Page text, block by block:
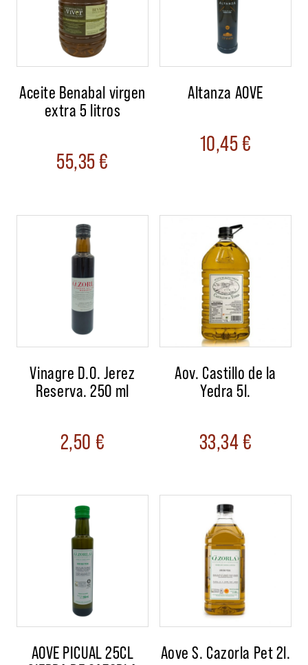
Aceite Benabal virgen
extra 5 litros
55,35€
Altanza AOVE
10,45€
Vinagre D.O. Jerez
Reserva. 250 ml
2,50 €
Aov. Castillo de la
Yedra 5l.
33,34€
AOVE PICUAL 25CL
Aove S. Cazorla Pet 2l.